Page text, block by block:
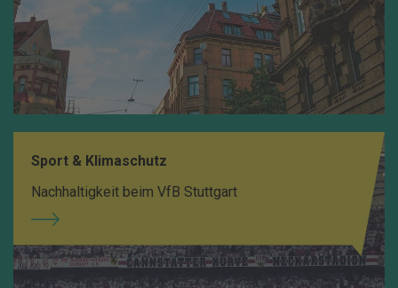
Sport & Klimaschutz
Nachhaltigkeit beim VfB Stuttgart